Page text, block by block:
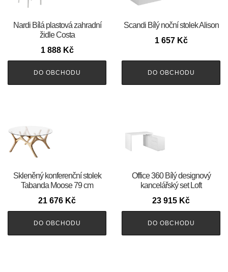
Nardi Bílá plastová zahradní
židle Costa
1 888 Kč
DO OBCHODU
Scandi Bílý noční stolek Alison
1 657 Kč
DO OBCHODU
Skleněný konferenční stolek
Tabanda Moose 79 cm
21 676 Kč
DO OBCHODU
Office 360 Bílý designový
kancelářský set Loft
23 915 Kč
DO OBCHODU